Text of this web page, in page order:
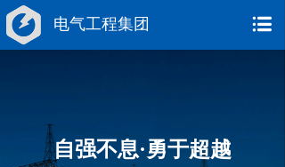
自强不息·勇于超越
电气工程集团